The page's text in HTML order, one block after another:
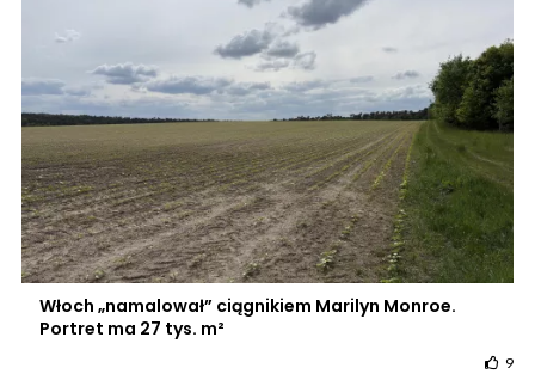
Włoch „namalował” ciągnikiem Marilyn Monroe.
Portret ma 27 tys. m²
9